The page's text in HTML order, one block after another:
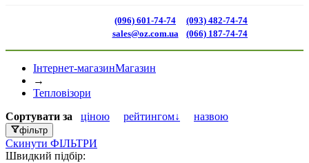
(096) 601-74-74
sales@oz.com.ua
(093) 482-74-74
(066) 187-74-74
Інтернет-магазинМагазин
→
Тепловізори
Сортувати за ціною рейтингом↓ назвою
фільтр
Скинути ФІЛЬТРИ
Швидкий підбір: